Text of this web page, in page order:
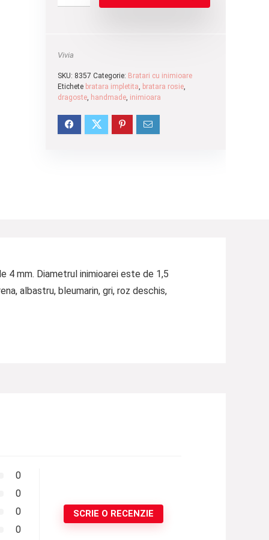
Vivia
SKU: 8357 Categorie: Bratari cu inimioare
Etichete bratara impletita, bratara rosie,
dragoste, handmade, inimioara
4 mm. Diametrul inimioarei este de 1,5
albastru, bleumarin, gri, roz deschis,
0
0
0
0
SCRIE O RECENZIE